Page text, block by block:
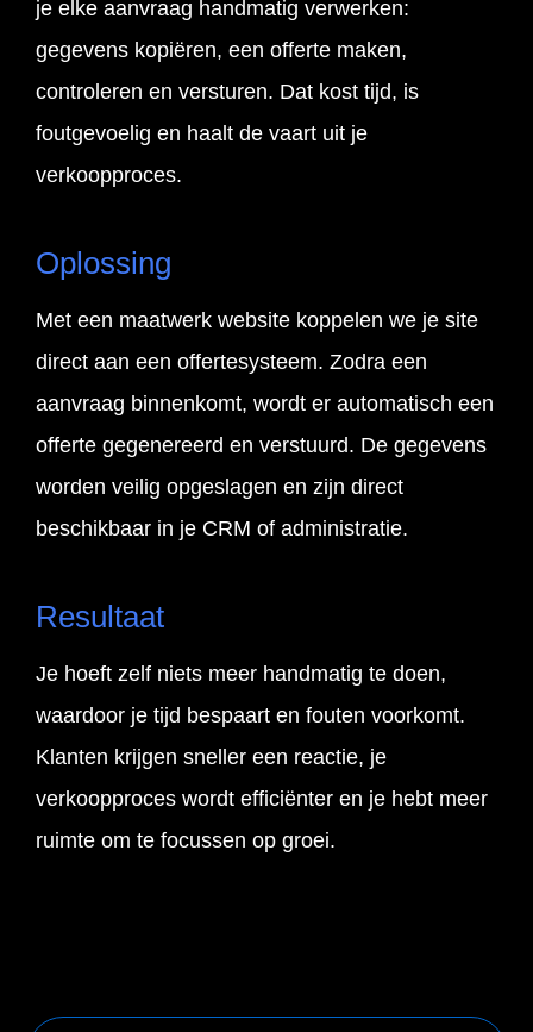
je elke aanvraag handmatig verwerken:
gegevens kopiëren, een offerte maken,
controleren en versturen. Dat kost tijd, is
foutgevoelig en haalt de vaart uit je
verkoopproces.
Oplossing
Met een maatwerk website koppelen we je site
direct aan een offertesysteem. Zodra een
aanvraag binnenkomt, wordt er automatisch een
offerte gegenereerd en verstuurd. De gegevens
worden veilig opgeslagen en zijn direct
beschikbaar in je CRM of administratie.
Resultaat
Je hoeft zelf niets meer handmatig te doen,
waardoor je tijd bespaart en fouten voorkomt.
Klanten krijgen sneller een reactie, je
verkoopproces wordt efficiënter en je hebt meer
ruimte om te focussen op groei.